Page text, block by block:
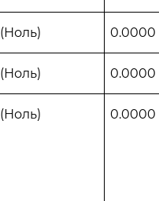
(Ноль) 0.0000
(Ноль) 0.0000
(Ноль) 0.0000